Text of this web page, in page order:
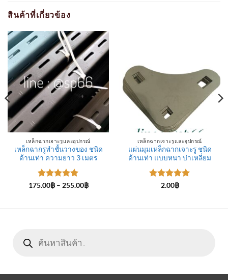
สินค้าที่เกี่ยวข้อง
เหล็กฉากเจาะรูและอุปกรณ์
เหล็กฉากรูทำชั้นวางของ ชนิด
ด้านเท่า ความยาว 3 เมตร
ให้คะแนน
175.00฿ – 255.00฿Price
เหล็กฉากเจาะรูและอุปกรณ์
แผ่นมุมเหล็กฉากเจาะรู ชนิด
ด้านเท่า แบบหนา บ่าเหลี่ยม
ให้คะแนน
2.00฿
search